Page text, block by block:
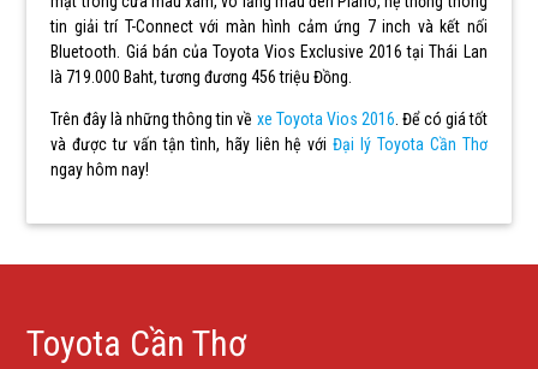
tin giải trí T-Connect với màn hình cảm ứng 7 inch và kết nối
Bluetooth. Giá bán của Toyota Vios Exclusive 2016 tại Thái Lan
là 719.000 Baht, tương đương 456 triệu Đồng.
Trên đây là những thông tin về xe Toyota Vios 2016 . Để có giá tốt
và được tư vấn tận tình, hãy liên hệ vớiĐại lý Toyota Cần Thơ
ngay hôm nay!
Toyota Cần Thơ